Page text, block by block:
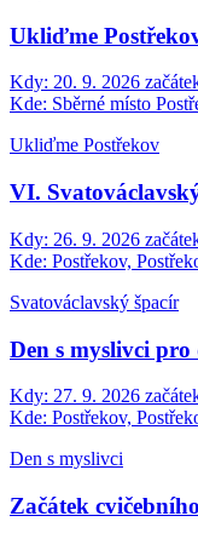
Ukliďme
Kdy: 20. 9. 2026
Kde: Sběrné místo
Ukliďme Postřekov
VI.
Kdy: 26. 9. 2026
Kde: Postřekov,
Svatováclavský špacír
Den s myslivci pro
Kdy: 27. 9. 2026
Kde: Postřekov,
Den s myslivci
Začátek